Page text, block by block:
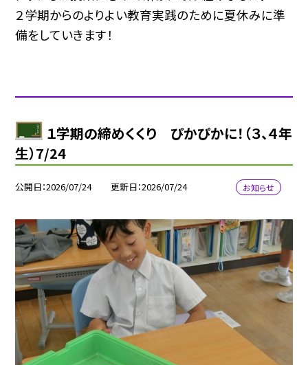
２学期からのよりよい教育実践のために夏休みに準
備をしていきます！
１学期の締めくくり ぴかぴかに！（３、４年
生）7/24
公開日 2026/07/24 更新日 2026/07/24 お知らせ